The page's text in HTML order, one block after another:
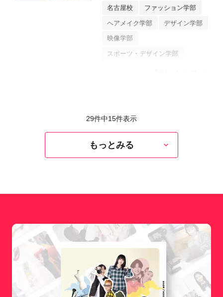
名古屋校 ファッション学部
ヘアメイク学部 デザイン学部
映像学部
スポーツ・デザイン学部
29件中15件表示
もっとみる